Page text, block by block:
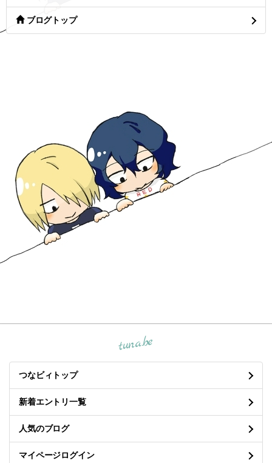
ブログトップ
tuna.be
つなビィトップ
新着エントリ一覧
人気のブログ
マイページログイン